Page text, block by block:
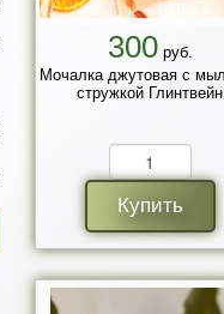
300руб.
Мочалка джутовая с
стружкой Глинтвейн
Купить